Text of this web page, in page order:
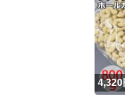
4,320